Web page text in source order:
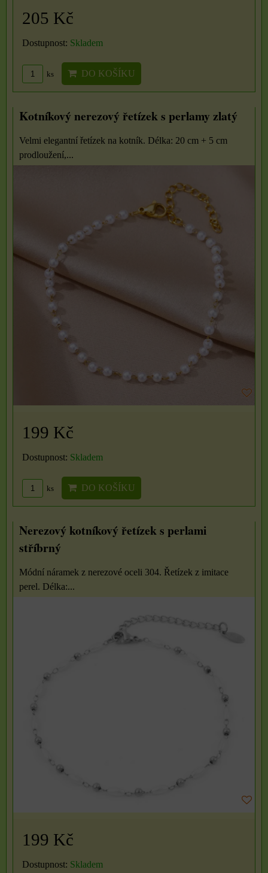
205 Kč
Dostupnost: Skladem
ks DO KOŠÍKU
Kotníkový nerezový řetízek s perlamy zlatý
Velmi elegantní řetízek na kotník. Délka: 20 cm + 5 cm
prodloužení,...
199 Kč
Dostupnost: Skladem
ks DO KOŠÍKU
Nerezový kotníkový řetízek s perlami
stříbrný
Módní náramek z nerezové oceli 304. Řetízek z imitace
perel. Délka:...
199 Kč
Dostupnost: Skladem